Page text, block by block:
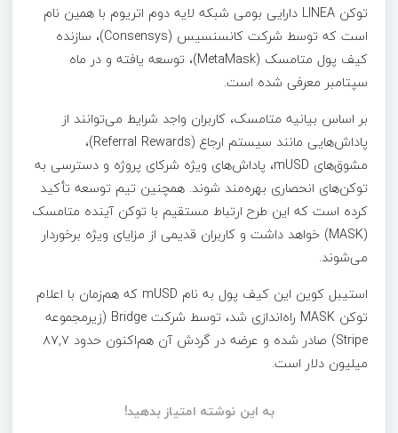
توکن LINEA دارایی بومی شبکه لایه دوم اتریوم با همین نام
است که توسط شرکت کانسنسیس (Consensys)، سازنده
کیف پول متامسک (MetaMask)، توسعه یافته و در ماه
سپتامبر معرفی شده است.
بر اساس بیانیه متامسک، کاربران واجد شرایط می‌توانند از
پاداش‌هایی مانند سیستم ارجاع (Referral Rewards)،
مشوق‌های mUSD، پاداش‌های ویژه شرکای پروژه و دسترسی به
توکن‌های انحصاری بهره‌مند شوند. همچنین تیم توسعه تأکید
کرده است که این طرح ارتباط مستقیم با توکن آینده متامسک
(MASK) خواهد داشت و کاربران قدیمی از مزایای ویژه برخوردار
می‌شوند.
استیبل کوین این کیف پول به نام mUSD که هم‌زمان با اعلام
توکن MASK راه‌اندازی شد، توسط شرکت Bridge (زیرمجموعه
Stripe) صادر شده و عرضه در گردش آن هم‌اکنون حدود ۸۷,۷
میلیون دلار است.
به این نوشته امتیاز بدهید!